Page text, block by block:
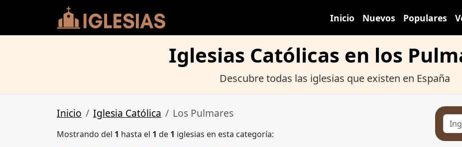
Inicio Nuevos Populares
Iglesias Católicas en los
Descubre todas las iglesias que existen en España
Inicio Iglesia Católica Los Pulmares
Mostrando del 1 hasta el 1 de 1 iglesias en esta categoría: